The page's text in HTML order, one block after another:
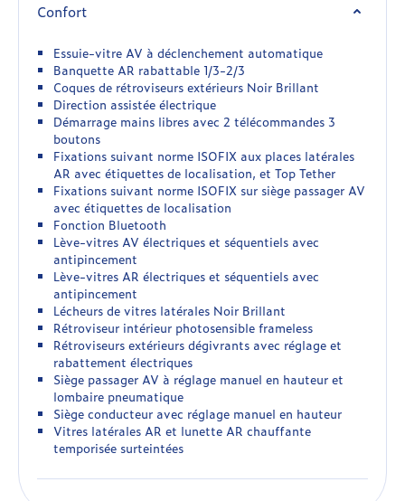
Confort
Essuie-vitre AV à déclenchement automatique
Banquette AR rabattable 1/3-2/3
Coques de rétroviseurs extérieurs Noir Brillant
Direction assistée électrique
Démarrage mains libres avec 2 télécommandes 3
boutons
Fixations suivant norme ISOFIX aux places latérales
AR avec étiquettes de localisation, et Top Tether
Fixations suivant norme ISOFIX sur siège passager AV
avec étiquettes de localisation
Fonction Bluetooth
Lève-vitres AV électriques et séquentiels avec
antipincement
Lève-vitres AR électriques et séquentiels avec
antipincement
Lécheurs de vitres latérales Noir Brillant
Rétroviseur intérieur photosensible frameless
Rétroviseurs extérieurs dégivrants avec réglage et
rabattement électriques
Siège passager AV à réglage manuel en hauteur et
lombaire pneumatique
Siège conducteur avec réglage manuel en hauteur
Vitres latérales AR et lunette AR chauffante
temporisée surteintées